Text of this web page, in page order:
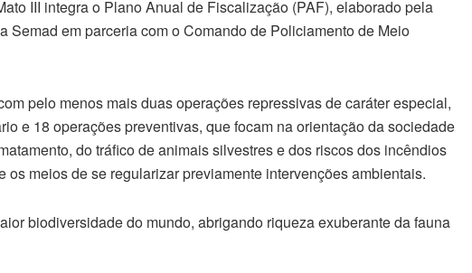
III integra o Plano Anual de Fiscalização (PAF), elaborado pela
Semad em parceria com o Comando de Policiamento de Meio
pelo menos mais duas operações repressivas de caráter especial,
e 18 operações preventivas, que focam na orientação da sociedade
do tráfico de animais silvestres e dos riscos dos incêndios
os meios de se regularizar previamente intervenções ambientais.
biodiversidade do mundo, abrigando riqueza exuberante da fauna